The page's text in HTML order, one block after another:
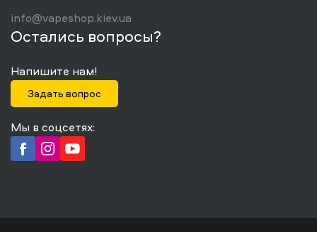
info@vapeshop.kiev.ua
Остались вопросы?
Напишите нам!
Задать вопрос
Мы в соцсетях: